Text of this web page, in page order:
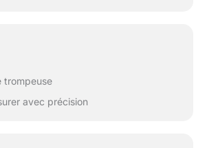
avec précision